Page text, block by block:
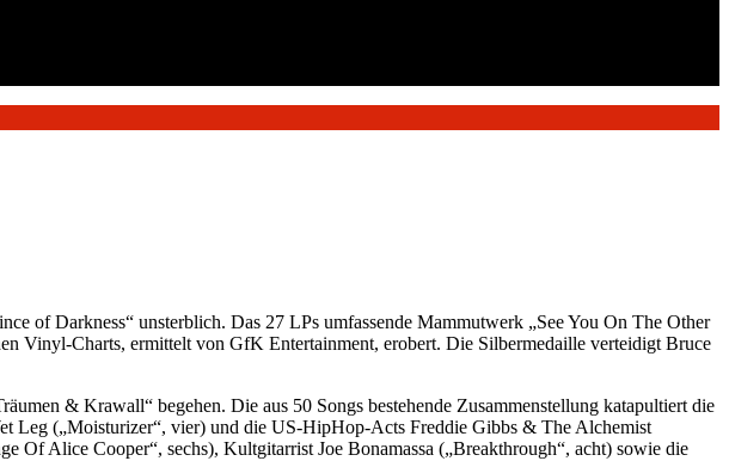
of Darkness“ unsterblich. Das 27 LPs umfassende Mammutwerk „See You On The Other
Vinyl-Charts, ermittelt von GfK Entertainment, erobert. Die Silbermedaille verteidigt Bruce
& Krawall“ begehen. Die aus 50 Songs bestehende Zusammenstellung katapultiert die
Leg („Moisturizer“, vier) und die US-HipHop-Acts Freddie Gibbs & The Alchemist
Of Alice Cooper“, sechs), Kultgitarrist Joe Bonamassa („Breakthrough“, acht) sowie die